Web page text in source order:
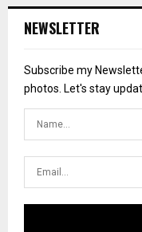
NEWSLETTER
Subscribe my
photos. Let's stay